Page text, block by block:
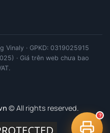
· GPKD: 0319025915
· Giá trên web chưa bao
© All rights reserved.
?